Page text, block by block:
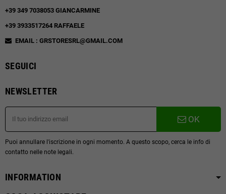
+39 349 7038053 GIANCARMINE
+39 3933517264 RAFFAELE
EMAIL : GRSTORESRL@GMAIL.COM
SEGUICI
NEWSLETTER
OK
Puoi annullare l'iscrizione in ogni momento. A questo scopo, cerca le info di
contatto nelle note legali.
INFORMATION